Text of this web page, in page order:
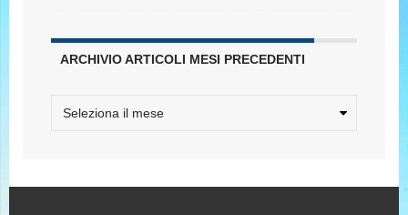
ARCHIVIO ARTICOLI MESI PRECEDENTI